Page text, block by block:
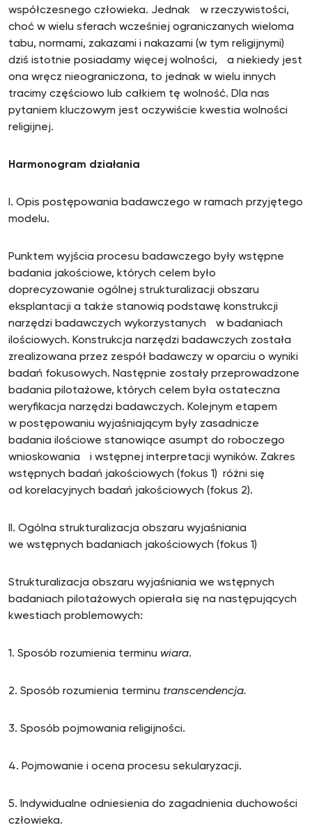
współczesnego człowieka. Jednak w rzeczywistości,
choć w wielu sferach wcześniej ograniczanych wieloma
tabu, normami, zakazami i nakazami (w tym religijnymi)
dziś istotnie posiadamy więcej wolności, a niekiedy jest
ona wręcz nieograniczona, to jednak w wielu innych
tracimy częściowo lub całkiem tę wolność. Dla nas
pytaniem kluczowym jest oczywiście kwestia wolności
religijnej.
Harmonogram działania
I. Opis postępowania badawczego w ramach przyjętego
modelu.
Punktem wyjścia procesu badawczego były wstępne
badania jakościowe, których celem było
doprecyzowanie ogólnej strukturalizacji obszaru
eksplantacji a także stanowią podstawę konstrukcji
narzędzi badawczych wykorzystanych w badaniach
ilościowych. Konstrukcja narzędzi badawczych została
zrealizowana przez zespół badawczy w oparciu o wyniki
badań fokusowych. Następnie zostały przeprowadzone
badania pilotażowe, których celem była ostateczna
weryfikacja narzędzi badawczych. Kolejnym etapem
w postępowaniu wyjaśniającym były zasadnicze
badania ilościowe stanowiące asumpt do roboczego
wnioskowania i wstępnej interpretacji wyników. Zakres
wstępnych badań jakościowych (fokus 1) różni się
od korelacyjnych badań jakościowych (fokus 2).
II. Ogólna strukturalizacja obszaru wyjaśniania
we wstępnych badaniach jakościowych (fokus 1)
Strukturalizacja obszaru wyjaśniania we wstępnych
badaniach pilotażowych opierała się na następujących
kwestiach problemowych:
1. Sposób rozumienia terminu wiara.
2. Sposób rozumienia terminu transcendencja.
3. Sposób pojmowania religijności.
4. Pojmowanie i ocena procesu sekularyzacji.
5. Indywidualne odniesienia do zagadnienia duchowości
człowieka.